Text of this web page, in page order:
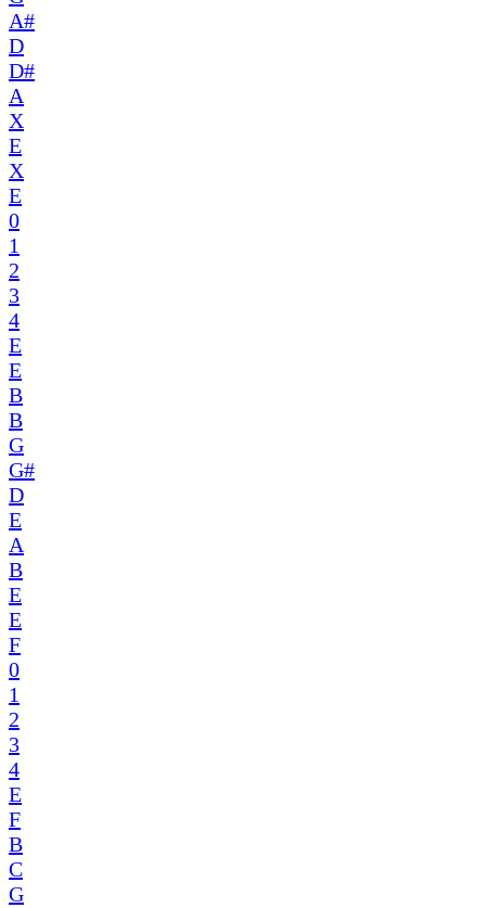
A#
D
D#
A
X
E
X
E
0
1
2
3
4
E
E
B
B
G
G#
D
E
A
B
E
E
F
0
1
2
3
4
E
F
B
C
G